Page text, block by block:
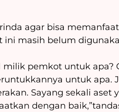
agar bisa
ini masih belum
milik pemkot untuk apa?
untuk apa.
Sayang sekali aset
dengan